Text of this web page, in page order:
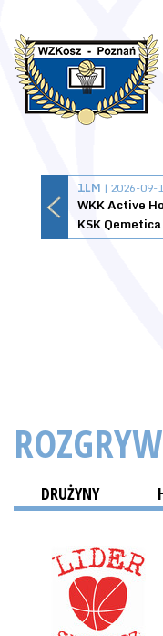
1LM | 2026-09-
WKK Active
DRUŻYNY